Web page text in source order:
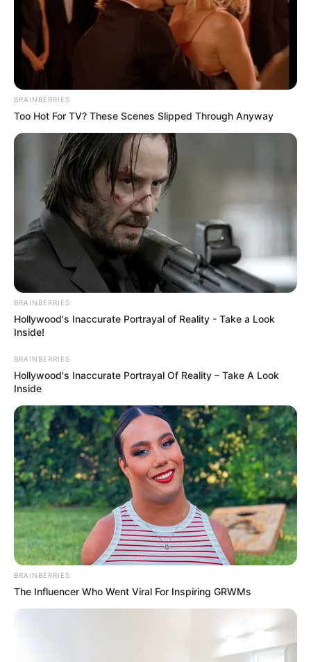
These Wedding Dance Moves Broke The Internet
Brainberries
See The Incredible Physical Transformations Of
These Stars
Brainberries
It's The End Of The Road: The Worst TV Series
Finales Of All Time
Brainberries